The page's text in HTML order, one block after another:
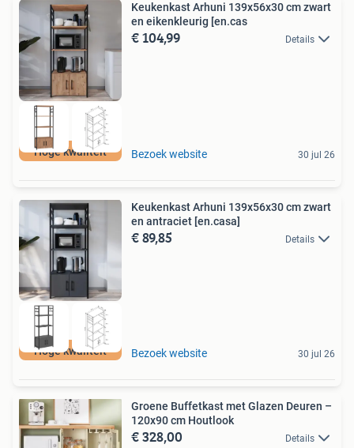
Hoge kwaliteit
Keukenkast Arhuni 139x56x30 cm zwart
en eikenkleurig [en.cas
€ 104,99 Details
Bezoek website 30 jul 26
Hoge kwaliteit
Keukenkast Arhuni 139x56x30 cm zwart
en antraciet [en.casa]
€ 89,85 Details
Bezoek website 30 jul 26
Groene Buffetkast met Glazen Deuren –
120x90 cm Houtlook
€ 328,00 Details